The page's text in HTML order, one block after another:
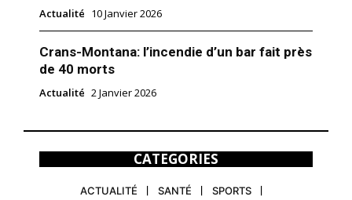
Actualité 10 Janvier 2026
Crans-Montana: l’incendie d’un bar fait près
de 40 morts
Actualité 2 Janvier 2026
CATEGORIES
ACTUALITÉ SANTÉ
SPORTS